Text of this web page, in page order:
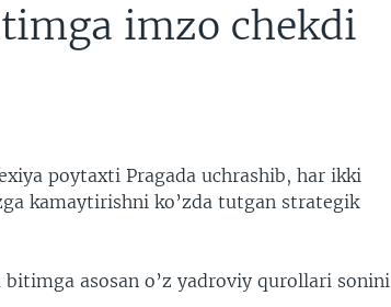
imzo chekdi
poytaxti Pragada uchrashib, har ikki
kamaytirishni ko’zda tutgan strategik
asosan o’z yadroviy qurollari sonini